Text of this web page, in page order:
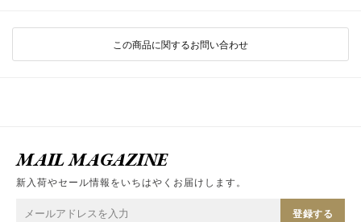
この商品に関するお問い合わせ
MAIL MAGAZINE
新入荷やセール情報をいちはやくお届けします。
登録する